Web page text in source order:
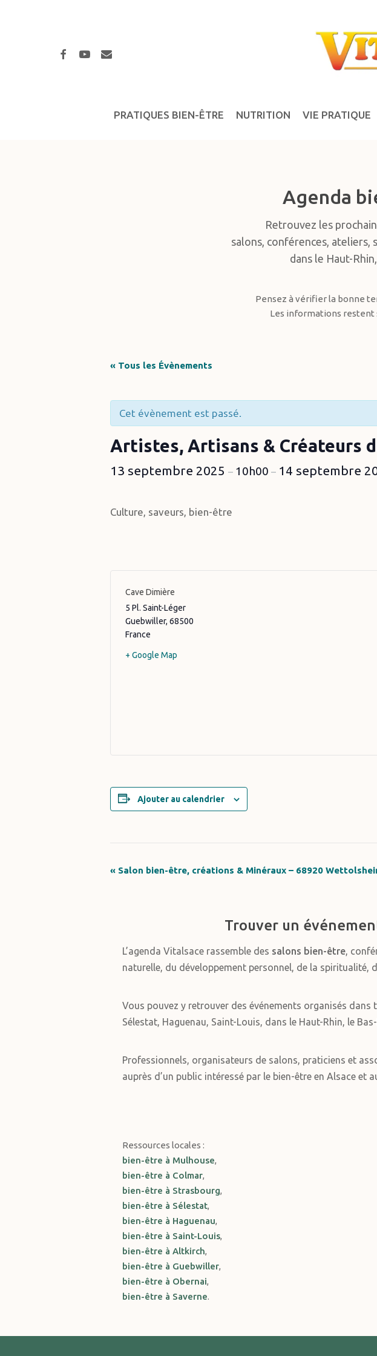
facebookyoutube
email
PRATIQUES BIEN-ÊTRE NUTRITION VIE PRATIQUE
Agenda
Retrouvez les
salons, conférences,
dans le Haut-
Pensez à vérifier la bonne
Les informations restent
« Tous les Évènements
Cet évènement est passé.
Artistes, Artisans & Créateurs
13 septembre 2025 – 10h00 – 14 septembre
Culture, saveurs, bien-être
Cave Dimière
5 Pl. Saint-Léger
Guebwiller, 68500
France
+ Google Map
Ajouter au calendrier
Navigation
« Salon bien-être, créations & Minéraux – 68920
Trouver un
L’agenda Vitalsace rassemble des salons bien-être ,
naturelle, du développement personnel, de la spiritualité,
Vous pouvez y retrouver des événements organisés
Sélestat, Haguenau, Saint-Louis, dans le Haut-Rhin, le
Professionnels, organisateurs de salons, praticiens et
auprès d’un public intéressé par le bien-être en Alsace et
Ressources locales :
bien-être à Mulhouse,
bien-être à Colmar,
bien-être à Strasbourg,
bien-être à Sélestat,
bien-être à Haguenau,
bien-être à Saint-Louis,
bien-être à Altkirch,
bien-être à Guebwiller,
bien-être à Obernai,
bien-être à Saverne.